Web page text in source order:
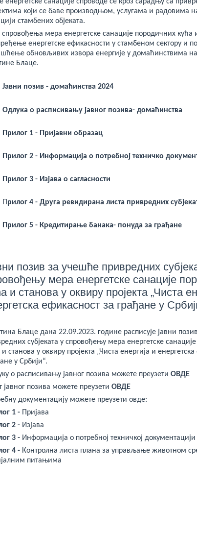
који се баве производњом, услугама и радовима
стамбених објеката.
мера енергетске санације породичних кућа
енергетске ефикасности у стамбеном сектору и
обновљивих извора енергије у домаћинствима на
Блаце.
Јавни позив - домаћинства 2024
Одлука о расписивању јавног позива- домаћинства
Прилог 1 - Пријавни образац
Прилог 2 - Информација о потребној техничко
Прилог 3 - Изјава о сагласности
рилог 4 - Друга ревидирана листа привредних
Прилог 5 - Кредитирање банака- понуда за грађане
позив за учешће привредних
мера енергетске санације
и станова у оквиру пројекта „Чиста
ефикасност за грађане у
Блаце дана 22.09.2023. године расписује јавни
субјеката у спровођењу мера енергетске
и станова у оквиру пројекта „Чиста енергија и
у Србији“.
о расписивању јавног позива можете преузети ОВДЕ
јавног позива можете преузети ОВДЕ
документацију можете преузети овде:
1 - Пријава
2 - Изјава
3 - Информација о потребној техничкој документацији
4 - Контролна листа плана за управљање животном
питањима